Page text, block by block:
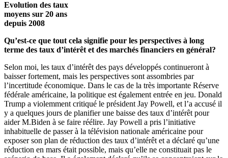
Evolution des taux
moyens sur 20 ans
dep­uis 2008
Qu’est-ce que tout cela signifie pour les perspectives à long
terme des taux d’intérêt et des marchés financiers en général?
Selon moi, les taux d’intérêt des pays développés continueront à
baisser fortement, mais les perspectives sont assombries par
l’incertitude économique. Dans le cas de la très importante Réserve
fédérale américaine, la politique est également entrée en jeu. Donald
Trump a violemment critiqué le président Jay Powell, et l’a accusé il
y a quelques jours de planifier une baisse des taux d’intérêt pour
aider M.Biden à se faire réélire. Jay Powell a pris l’initiative
inhabituelle de passer à la télévision nationale américaine pour
exposer son plan de réduction des taux d’intérêt et a déclaré qu’une
réduction en mars était possible, mais qu’elle ne constituait pas le